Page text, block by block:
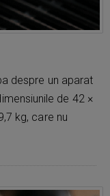
despre un aparat
de 42 ×
kg, care nu